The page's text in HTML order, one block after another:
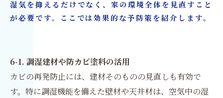
湿気を抑えるだけでなく、家の環境全体を見直すこと
が必要です。ここでは効果的な予防策を紹介します。
6-1. 調湿建材や防カビ塗料の活用
カビの再発防止には、建材そのものの見直しも有効で
す。特に調湿機能を備えた壁材や天井材は、空気中の湿